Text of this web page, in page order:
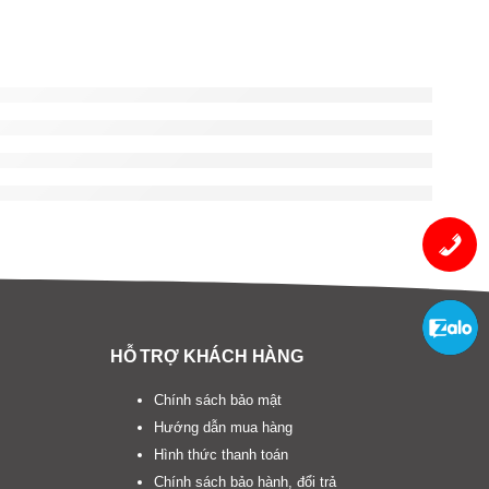
HỖ TRỢ KHÁCH HÀNG
Chính sách bảo mật
Hướng dẫn mua hàng
Hình thức thanh toán
Chính sách bảo hành, đổi trả